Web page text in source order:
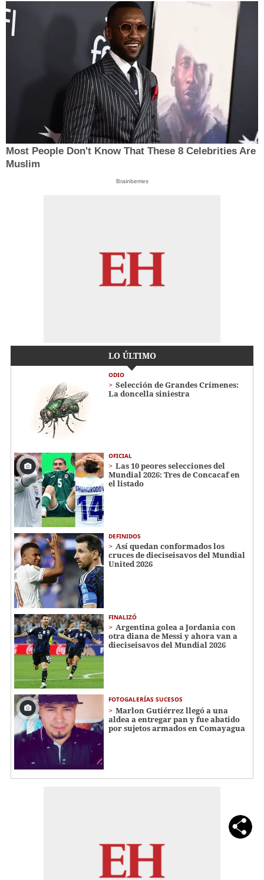
Most People Don't Know That These 8 Celebrities Are
Muslim
Brainberries
LO ÚLTIMO
ODIO
Selección de Grandes Crímenes:
La doncella siniestra
OFICIAL
Las 10 peores selecciones del
Mundial 2026: Tres de Concacaf en
el listado
DEFINIDOS
Así quedan conformados los
cruces de dieciseisavos del Mundial
United 2026
FINALIZÓ
Argentina golea a Jordania con
otra diana de Messi y ahora van a
dieciseisavos del Mundial 2026
FOTOGALERÍAS SUCESOS
Marlon Gutiérrez llegó a una
aldea a entregar pan y fue abatido
por sujetos armados en Comayagua